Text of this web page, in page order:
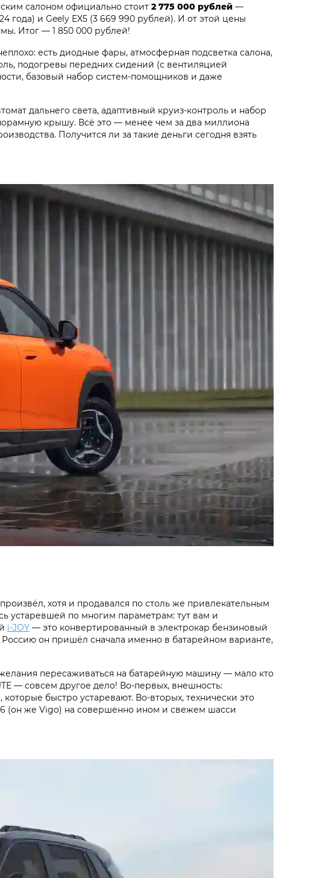
салоном официально стоит 2 775 000 рублей —
года) и Geely EX5 (3 669 990 рублей). И от этой цены
Итог — 1 850 000 рублей!
есть диодные фары, атмосферная подсветка салона,
подогревы передних сидений (с вентиляцией
базовый набор систем-помощников и даже
дальнего света, адаптивный круиз-контроль и набор
крышу. Всё это — менее чем за два миллиона
Получится ли за такие деньги сегодня взять
хотя и продавался по столь же привлекательным
устаревшей по многим параметрам: тут вам и
i‑JOY — это конвертированный в электрокар бензиновый
Россию он пришёл сначала именно в батарейном варианте,
пересаживаться на батарейную машину — мало кто
— совсем другое дело! Во-первых, внешность:
быстро устаревают. Во-вторых, технически это
(он же Vigo) на совершенно ином и свежем шасси